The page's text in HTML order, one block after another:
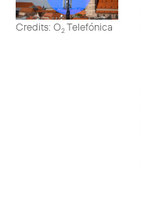
Credits: O2Telefónica